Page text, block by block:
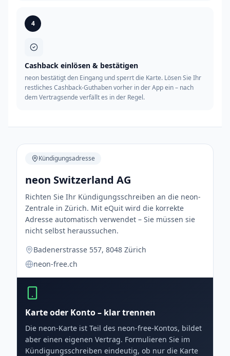
4
Cashback einlösen & bestätigen
neon bestätigt den Eingang und sperrt die Karte. Lösen Sie Ihr
restliches Cashback-Guthaben vorher in der App ein – nach
dem Vertragsende verfällt es in der Regel.
Kündigungsadresse
neon Switzerland AG
Richten Sie Ihr Kündigungsschreiben an die neon-
Zentrale in Zürich. Mit eQuit wird die korrekte
Adresse automatisch verwendet – Sie müssen sie
nicht selbst heraussuchen.
Badenerstrasse 557, 8048 Zürich
neon-free.ch
Karte oder Konto – klar trennen
Die neon-Karte ist Teil des neon-free-Kontos, bildet
aber einen eigenen Vertrag. Formulieren Sie im
Kündigungsschreiben eindeutig, ob nur die Karte